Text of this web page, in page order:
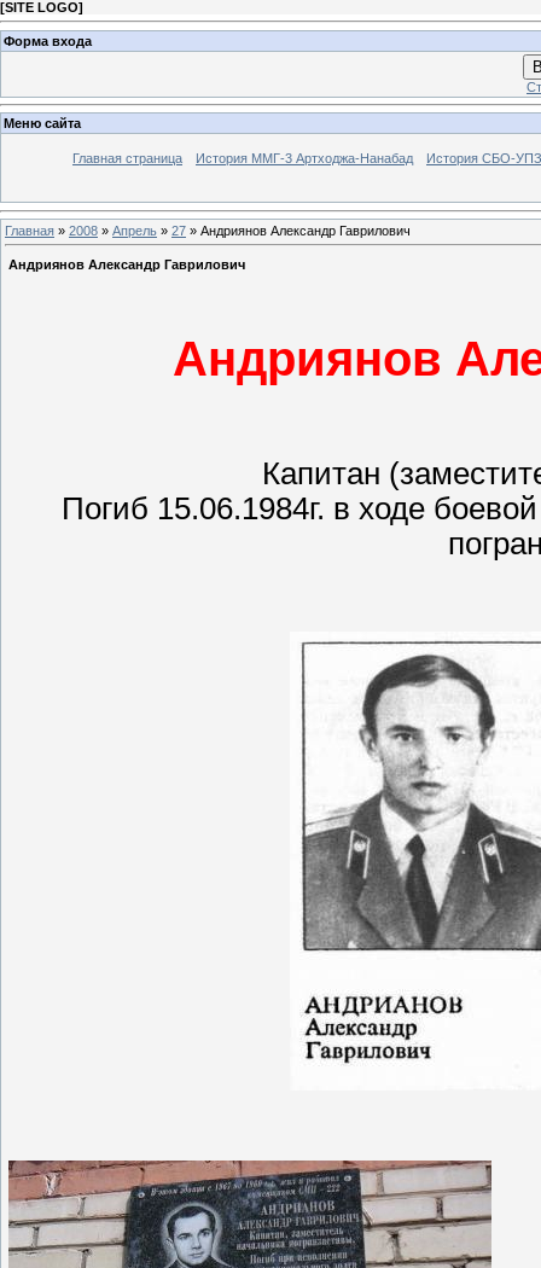
[SITE LOGO]
Форма входа
Меню сайта
Главная страница История ММГ-3 Артходжа-Нанабад История СБО-УПЗ
Главная » 2008 » Апрель » 27 » Андриянов Александр Гаврилович
Андриянов Александр Гаврилович
Андриянов
Капитан
Погиб 15.06.1984г. в ходе